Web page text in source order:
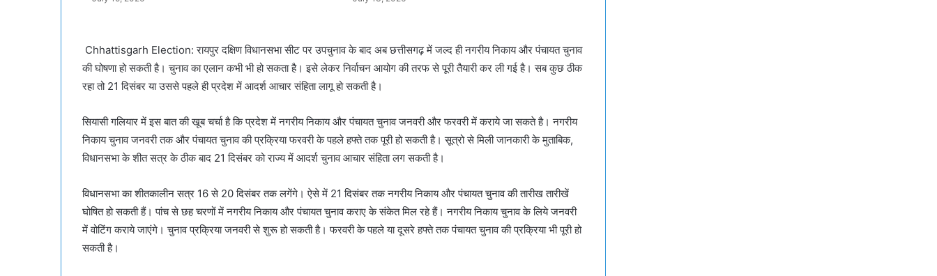
Chhattisgarh Election: रायपुर दक्षिण विधानसभा सीट पर उपचुनाव के बाद अब छत्तीसगढ़ में जल्द ही नगरीय निकाय और पंचायत चुनाव
की घोषणा हो सकती है। चुनाव का एलान कभी भी हो सकता है। इसे लेकर निर्वाचन आयोग की तरफ से पूरी तैयारी कर ली गई है। सब कुछ ठीक
रहा तो 21 दिसंबर या उससे पहले ही प्रदेश में आदर्श आचार संहिता लागू हो सकती है।
सियासी गलियार में इस बात की खूब चर्चा है कि प्रदेश में नगरीय निकाय और पंचायत चुनाव जनवरी और फरवरी में कराये जा सकते है। नगरीय
निकाय चुनाव जनवरी तक और पंचायत चुनाव की प्रक्रिया फरवरी के पहले हफ्ते तक पूरी हो सकती है। सूत्रो से मिली जानकारी के मुताबिक,
विधानसभा के शीत सत्र के ठीक बाद 21 दिसंबर को राज्य में आदर्श चुनाव आचार संहिता लग सकती है।
विधानसभा का शीतकालीन सत्र 16 से 20 दिसंबर तक लगेंगे। ऐसे में 21 दिसंबर तक नगरीय निकाय और पंचायत चुनाव की तारीख तारीखें
घोषित हो सकती हैं। पांच से छह चरणों में नगरीय निकाय और पंचायत चुनाव कराए के संकेत मिल रहे हैं। नगरीय निकाय चुनाव के लिये जनवरी
में वोटिंग कराये जाएंगे। चुनाव प्रक्रिया जनवरी से शुरू हो सकती है। फरवरी के पहले या दूसरे हफ्ते तक पंचायत चुनाव की प्रक्रिया भी पूरी हो
सकती है।